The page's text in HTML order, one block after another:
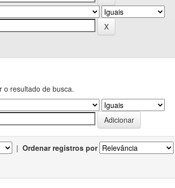
o resultado de busca.
| Ordenar registros por